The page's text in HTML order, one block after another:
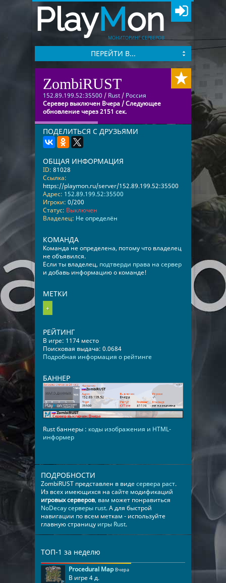
PlayMon
МОНИТОРИНГ СЕРВЕРОВ
ПЕРЕЙТИ В...
ZombiRUST
152.89.199.52:35500 / Rust / Россия
Серевер выключен Вчера / Следующее
обновление через 2151 сек.
ПОДЕЛИТЬСЯ С ДРУЗЬЯМИ
ОБЩАЯ ИНФОРМАЦИЯ
ID: 81028
Ссылка:
https://playmon.ru/server/152.89.199.52:35500
Адрес: 152.89.199.52:35500
Игроки: 0/200
Статус: Выключен
Владелец: Не определён
КОМАНДА
Команда не определена, потому что владелец
не объявился.
Если ты владелец, подтверди права на сервер
и добавь информацию о команде!
МЕТКИ
+
РЕЙТИНГ
В игре: 1174 место
Поисковая выдача: 0.0684
Подробная информация о рейтинге
БАННЕР
Rust баннеры : коды изображения и HTML-
информер
ПОДРОБНОСТИ
ZombiRUST представлен в видесервера раст.
Из всех имеющихся на сайте модификаций
игровых серверов, вам может понравиться
NoDecay серверы rust. А для быстрой
навигации по всем меткам - используйте
главную страницу игры Rust.
ТОП-1 за неделю
Procedural Map Вчера
В игре 4 д.